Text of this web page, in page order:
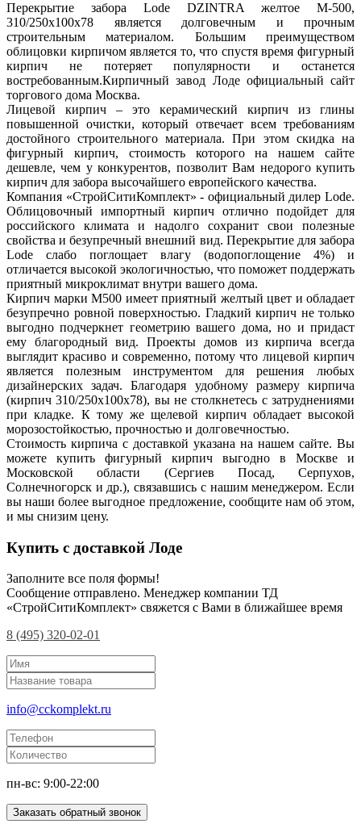
Перекрытие забора Lode DZINTRA желтое М-500,
310/250х100х78 является долговечным и прочным
строительным материалом. Большим преимуществом
облицовки кирпичом является то, что спустя время фигурный
кирпич не потеряет популярности и останется
востребованным.Кирпичный завод Лоде официальный сайт
торгового дома Москва.
Лицевой кирпич – это керамический кирпич из глины
повышенной очистки, который отвечает всем требованиям
достойного строительного материала. При этом скидка на
фигурный кирпич, стоимость которого на нашем сайте
дешевле, чем у конкурентов, позволит Вам недорого купить
кирпич для забора высочайшего европейского качества.
Компания «СтройСитиКомплект» - официальный дилер Lode.
Облицовочный импортный кирпич отлично подойдет для
российского климата и надолго сохранит свои полезные
свойства и безупречный внешний вид. Перекрытие для забора
Lode слабо поглощает влагу (водопоглощение 4%) и
отличается высокой экологичностью, что поможет поддержать
приятный микроклимат внутри вашего дома.
Кирпич марки М500 имеет приятный желтый цвет и обладает
безупречно ровной поверхностью. Гладкий кирпич не только
выгодно подчеркнет геометрию вашего дома, но и придаст
ему благородный вид. Проекты домов из кирпича всегда
выглядит красиво и современно, потому что лицевой кирпич
является полезным инструментом для решения любых
дизайнерских задач. Благодаря удобному размеру кирпича
(кирпич 310/250х100х78), вы не столкнетесь с затруднениями
при кладке. К тому же щелевой кирпич обладает высокой
морозостойкостью, прочностью и долговечностью.
Стоимость кирпича с доставкой указана на нашем сайте. Вы
можете купить фигурный кирпич выгодно в Москве и
Московской области (Сергиев Посад, Серпухов,
Солнечногорск и др.), связавшись с нашим менеджером. Если
вы наши более выгодное предложение, сообщите нам об этом,
и мы снизим цену.
Купить с доставкой Лоде
Заполните все поля формы!
Сообщение отправлено. Менеджер компании ТД
«СтройСитиКомплект» свяжется с Вами в ближайшее время
8 (495) 320-02-01
info@cckomplekt.ru
пн-вс: 9:00-22:00
Заказать обратный звонок